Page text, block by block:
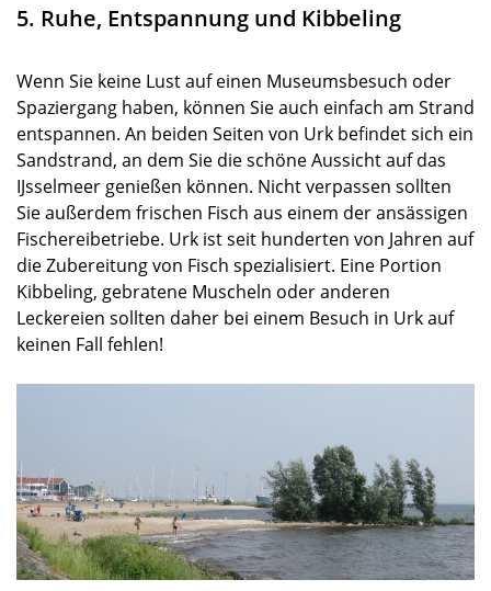
5. Ruhe, Entspannung und Kibbeling
Wenn Sie keine Lust auf einen Museumsbesuch oder
Spaziergang haben, können Sie auch einfach am Strand
entspannen. An beiden Seiten von Urk befindet sich ein
Sandstrand, an dem Sie die schöne Aussicht auf das
IJsselmeer genießen können. Nicht verpassen sollten
Sie außerdem frischen Fisch aus einem der ansässigen
Fischereibetriebe. Urk ist seit hunderten von Jahren auf
die Zubereitung von Fisch spezialisiert. Eine Portion
Kibbeling, gebratene Muscheln oder anderen
Leckereien sollten daher bei einem Besuch in Urk auf
keinen Fall fehlen!